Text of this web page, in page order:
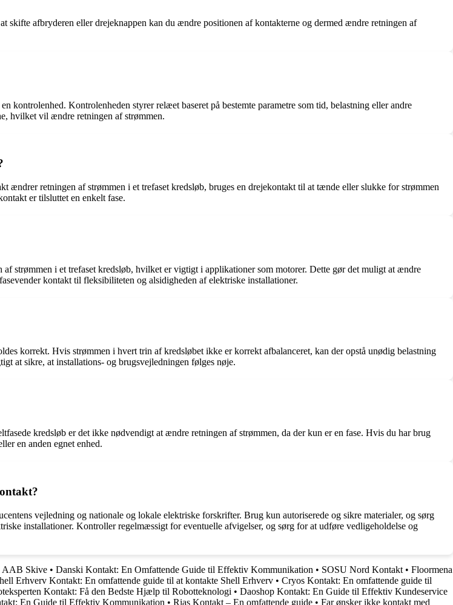
skifte afbryderen eller drejeknappen kan du ændre positionen af ​​kontakterne og dermed ændre retningen af
Kontrolenheden styrer relæet baseret på bestemte parametre som tid, belastning eller andre
hvilket vil ændre retningen af strømmen.
ændrer retningen af strømmen i et trefaset kredsløb, bruges en drejekontakt til at tænde eller slukke for strømmen
er tilsluttet en enkelt fase.
strømmen i et trefaset kredsløb, hvilket er vigtigt i applikationer som motorer. Dette gør det muligt at ændre
kontakt til fleksibiliteten og alsidigheden af elektriske installationer.
korrekt. Hvis strømmen i hvert trin af kredsløbet ikke er korrekt afbalanceret, kan der opstå unødig belastning
at sikre, at installations- og brugsvejledningen følges nøje.
kredsløb er det ikke nødvendigt at ændre retningen af strømmen, da der kun er en fase. Hvis du har brug
en anden egnet enhed.
vejledning og nationale og lokale elektriske forskrifter. Brug kun autoriserede og sikre materialer, og sørg
installationer. Kontroller regelmæssigt for eventuelle afvigelser, og sørg for at udføre vedligeholdelse og
AAB Skive • Danski Kontakt: En Omfattende Guide til Effektiv Kommunikation • SOSU Nord Kontakt • Floormena
Erhverv Kontakt: En omfattende guide til at kontakte Shell Erhverv • Cryos Kontakt: En omfattende guide til
Kontakt: Få den Bedste Hjælp til Robotteknologi • Daoshop Kontakt: En Guide til Effektiv Kundeservice
En Guide til Effektiv Kommunikation • Rias Kontakt – En omfattende guide • Far ønsker ikke kontakt med